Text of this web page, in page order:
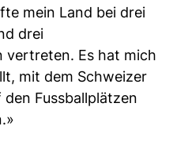
mein Land bei drei
drei
vertreten. Es hat mich
mit dem Schweizer
Fussballplätzen